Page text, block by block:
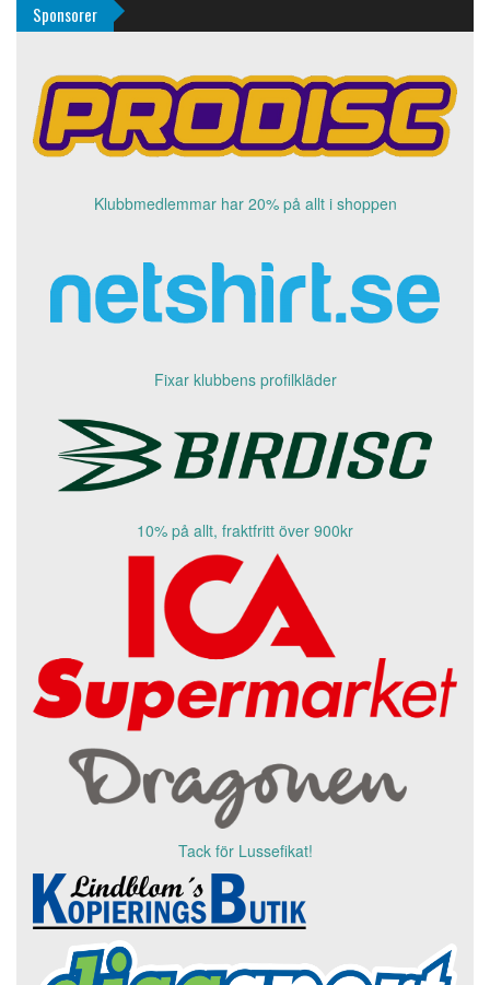
Sponsorer
Klubbmedlemmar har 20% på allt i shoppen
Fixar klubbens profilkläder
10% på allt, fraktfritt över 900kr
Tack för Lussefikat!